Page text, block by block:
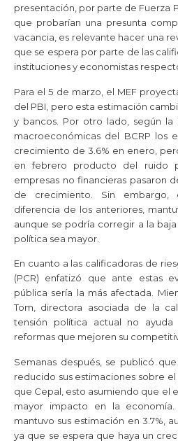
presentación, por parte de Fuerza
que probarían una presunta
vacancia, es relevante hacer una
que se espera por parte de las
instituciones y economistas
Para el 5 de marzo, el MEF
del PBI, pero esta estimación
y bancos. Por otro lado, según la
macroeconómicas del BCRP los
crecimiento de 3.6% en enero,
en febrero producto del ruido
empresas no financieras pasaron
de crecimiento. Sin embargo,
diferencia de los anteriores,
aunque se podría corregir a la
política sea mayor.
En cuanto a las calificadoras de
(PCR) enfatizó que ante estas
pública sería la más afectada.
Tom, directora asociada de la
tensión política actual no
reformas que mejoren su
Semanas después, se publicó
reducido sus estimaciones sobre el
que Cepal, esto asumiendo que el
mayor impacto en la economía.
mantuvo sus estimación en 3.7%,
ya que se espera que haya un